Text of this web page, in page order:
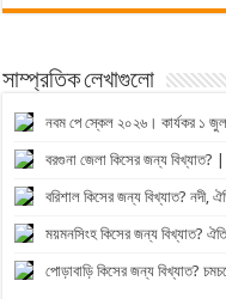
সাম্প্রতিক লেখাগুলো
নবম পে স্কেল ২০২৬। কার্যকর ১
বরগুনা জেলা কিসের জন্য বিখ্যাত? |
বরিশাল কিসের জন্য বিখ্যাত? নদী,
ময়মনসিংহ কিসের জন্য বিখ্যাত?
পোড়াবাড়ি কিসের জন্য বিখ্যাত?